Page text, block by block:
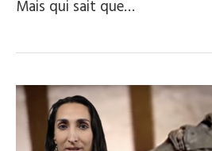
Mais qui sait que…